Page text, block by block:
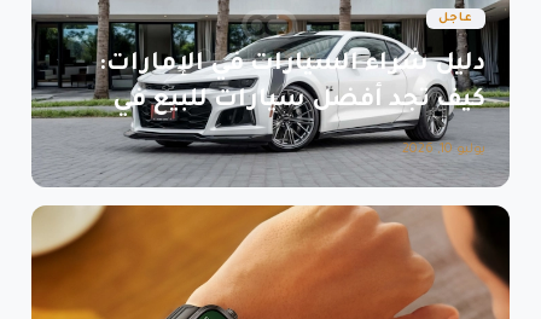
عاجل
دليل شراء السيارات في الإمارات:
كيف تجد أفضل سيارات للبيع في
الإمارات رخيصة؟يوليو 10, 2026